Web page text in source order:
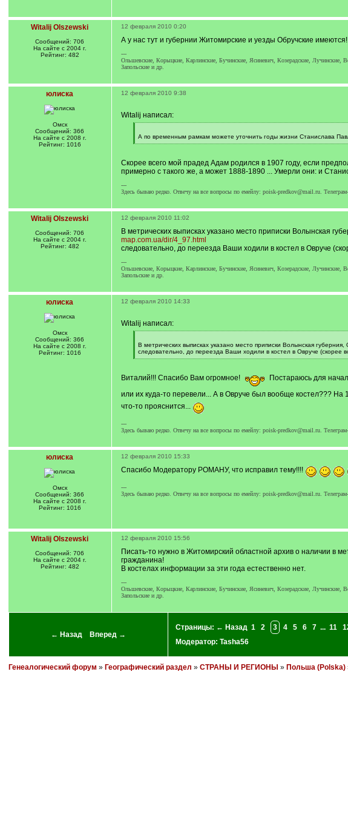
Witalij Olszewski
Сообщений: 706
На сайте с 2004 г.
Рейтинг: 482
12 февраля 2010 0:20
А у нас тут и губернии Житомирские и уезды Обручские имеются!
---
Ольшевские, Корыцкие, Карлинские, Бучинские, Ясиневич, Козерадские, Лучинские,
Запольские и др.
юлиска
Омск
Сообщений: 366
На сайте с 2008 г.
Рейтинг: 1016
12 февраля 2010 9:38
Witalij написал:
q
]
А по временным рамкам можете уточнить годы жизни Станислава
[
]
Скорее всего мой прадед Адам родился в 1907 году, если
примерно с такого же, а может 1888-1890 ... Умерли они: и
---
Здесь бываю редко. Отвечу на все вопросы по емейлу: poisk-predkov@mail.ru.
Witalij Olszewski
Сообщений: 706
На сайте с 2004 г.
Рейтинг: 482
12 февраля 2010 11:02
В метрических выписках указано место приписки Волынская
map.com.ua/dir/4_97.html
следовательно, до переезда Ваши ходили в костел в Овруче
---
Ольшевские, Корыцкие, Карлинские, Бучинские, Ясиневич, Козерадские, Лучинские,
Запольские и др.
юлиска
Омск
Сообщений: 366
На сайте с 2008 г.
Рейтинг: 1016
12 февраля 2010 14:33
Witalij написал:
q
]
В метрических выписках указано место приписки Волынская
следовательно, до переезда Ваши ходили в костел в Овруче (скорее
[
]
Виталий!!! Спасибо Вам огромное!
Постараюсь для
или их куда-то перевели... А в Овруче был вообще костел??? На
что-то прояснится...
---
Здесь бываю редко. Отвечу на все вопросы по емейлу: poisk-predkov@mail.ru.
юлиска
Омск
Сообщений: 366
На сайте с 2008 г.
Рейтинг: 1016
12 февраля 2010 15:33
Спасибо Модератору РОМАНУ, что исправил тему!!!!
---
Здесь бываю редко. Отвечу на все вопросы по емейлу: poisk-predkov@mail.ru.
Witalij Olszewski
Сообщений: 706
На сайте с 2004 г.
Рейтинг: 482
12 февраля 2010 15:56
Писать-то нужно в Житомирский областной архив о наличии в
гражданина!
В костелах информации за эти года естественно нет.
---
Ольшевские, Корыцкие, Карлинские, Бучинские, Ясиневич, Козерадские, Лучинские,
Запольские и др.
← Назад Вперед →
Страницы: ← Назад 1 2 3 4 5 6 7 ... 11
Модератор: Tasha56
Генеалогический форум » Географический раздел » СТРАНЫ И РЕГИОНЫ » Польша (Polska)